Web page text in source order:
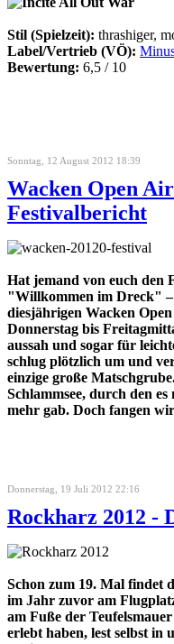
Stil (Spielzeit): thrashiger,
Label/Vertrieb (VÖ):
Bewertung: 6,5 / 10
Sonntag, 12 August 2012 18:39
Wacken Open
Festivalbericht
Hat jemand von euch den
"Willkommen im Dreck" –
diesjährigen Wacken
Donnerstag bis
aussah und sogar für
schlug plötzlich um und
einzige große
Schlammsee, durch den
mehr gab. Doch fangen
Donnerstag, 19 Juli 2012 22:16
Rockharz 2012 -
Schon zum 19. Mal findet
im Jahr zuvor am
am Fuße der
erlebt haben, lest selbst in